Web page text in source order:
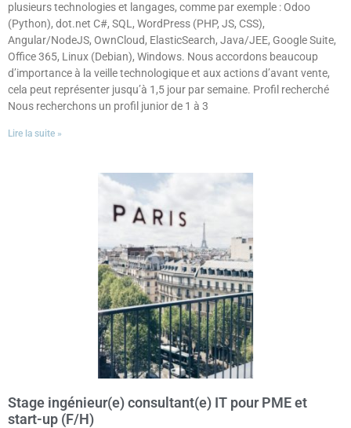
plusieurs technologies et langages, comme par exemple : Odoo
(Python), dot.net C#, SQL, WordPress (PHP, JS, CSS),
Angular/NodeJS, OwnCloud, ElasticSearch, Java/JEE, Google Suite,
Office 365, Linux (Debian), Windows. Nous accordons beaucoup
d’importance à la veille technologique et aux actions d’avant vente,
cela peut représenter jusqu’à 1,5 jour par semaine. Profil recherché
Nous recherchons un profil junior de 1 à 3
Lire la suite »
Stage ingénieur(e) consultant(e) IT pour PME et
start-up (F/H)